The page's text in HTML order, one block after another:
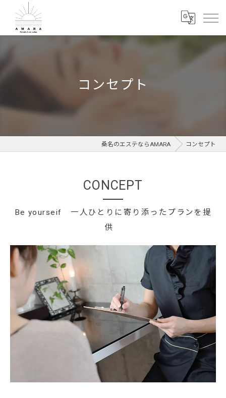
コンセプト
桑名のエステならAMARA コンセプト
Be yourseif 一人ひとりに寄り添ったプランを提
供
CONCEPT